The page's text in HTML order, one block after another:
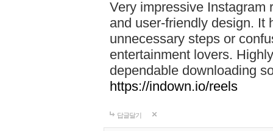
Very impressive Instagram
and user-friendly design. It
unnecessary steps or
entertainment lovers.
dependable downloading
https://indown.io/reels
답글달기